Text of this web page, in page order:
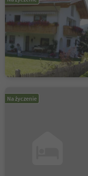
Na życzenie